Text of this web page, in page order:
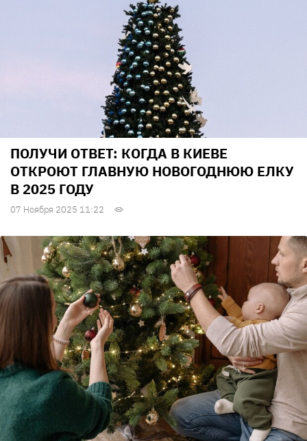
ПОЛУЧИ ОТВЕТ: КОГДА В КИЕВЕ
ОТКРОЮТ ГЛАВНУЮ НОВОГОДНЮЮ ЕЛКУ
В 2025 ГОДУ
07 Ноября 2025 11:22